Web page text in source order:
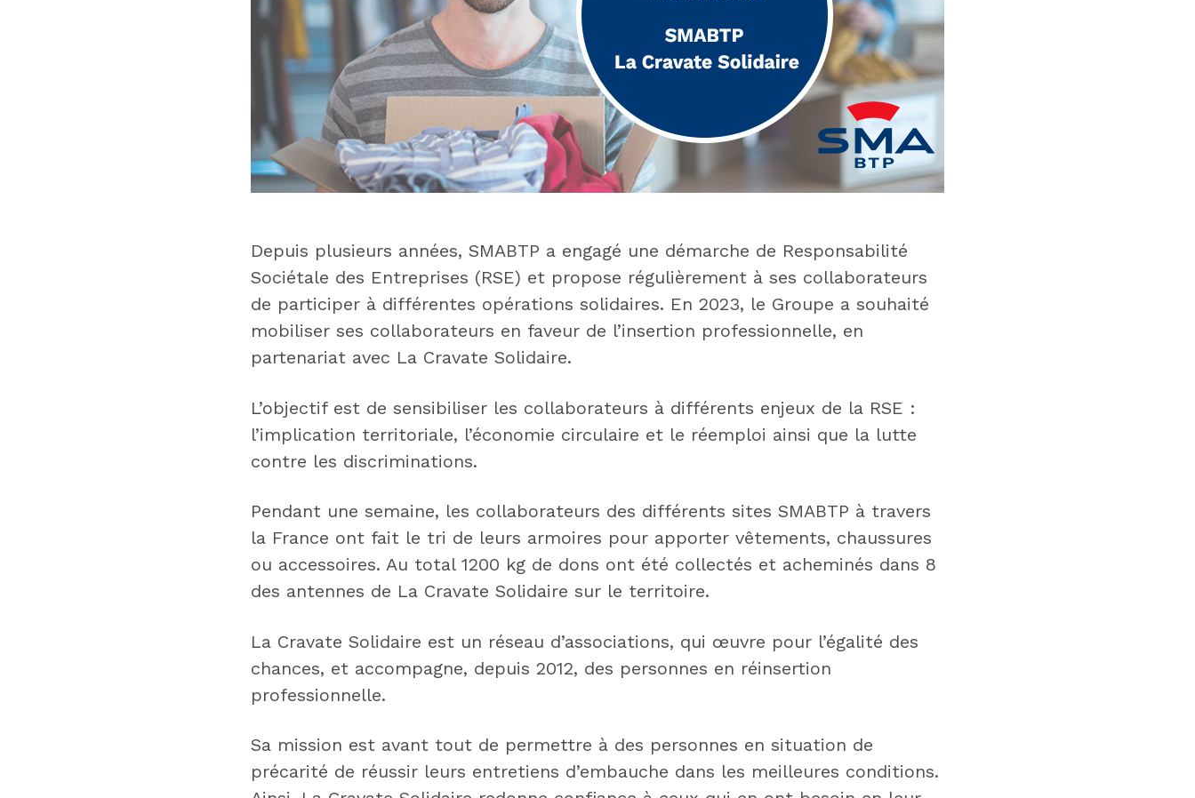
Depuis plusieurs années, SMABTP a engagé une démarche de Responsabilité
Sociétale des Entreprises (RSE) et propose régulièrement à ses collaborateurs
de participer à différentes opérations solidaires. En 2023, le Groupe a souhaité
mobiliser ses collaborateurs en faveur de l’insertion professionnelle, en
partenariat avec La Cravate Solidaire.
L’objectif est de sensibiliser les collaborateurs à différents enjeux de la RSE :
l’implication territoriale, l’économie circulaire et le réemploi ainsi que la lutte
contre les discriminations.
Pendant une semaine, les collaborateurs des différents sites SMABTP à travers
la France ont fait le tri de leurs armoires pour apporter vêtements, chaussures
ou accessoires. Au total 1200 kg de dons ont été collectés et acheminés dans 8
des antennes de La Cravate Solidaire sur le territoire.
La Cravate Solidaire est un réseau d’associations, qui œuvre pour l’égalité des
chances, et accompagne, depuis 2012, des personnes en réinsertion
professionnelle.
Sa mission est avant tout de permettre à des personnes en situation de
précarité de réussir leurs entretiens d’embauche dans les meilleures conditions.